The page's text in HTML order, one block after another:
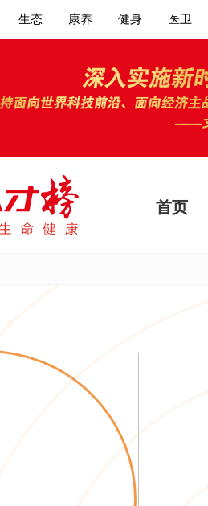
生态 康养 健身 医卫
首页